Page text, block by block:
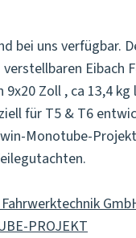
bei uns verfügbar.
Eibach
Zoll , ca 13,4 kg
für T5 & T6
Monotube-
PROJEKT